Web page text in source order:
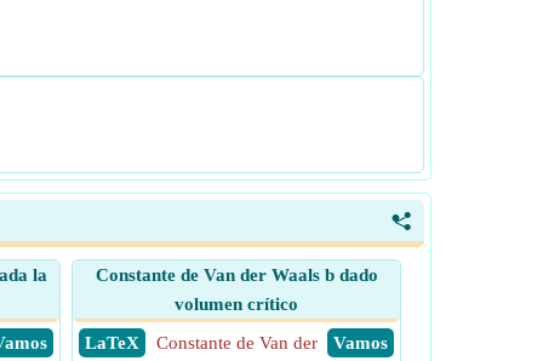
<
la
Constante de Van der Waals b dado
volumen crítico
​ LaTeX
​ Vamos
Constante de Van der